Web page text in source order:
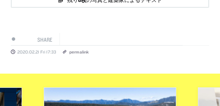
SHARE
2020.02.21 Fri 17:33 permalink